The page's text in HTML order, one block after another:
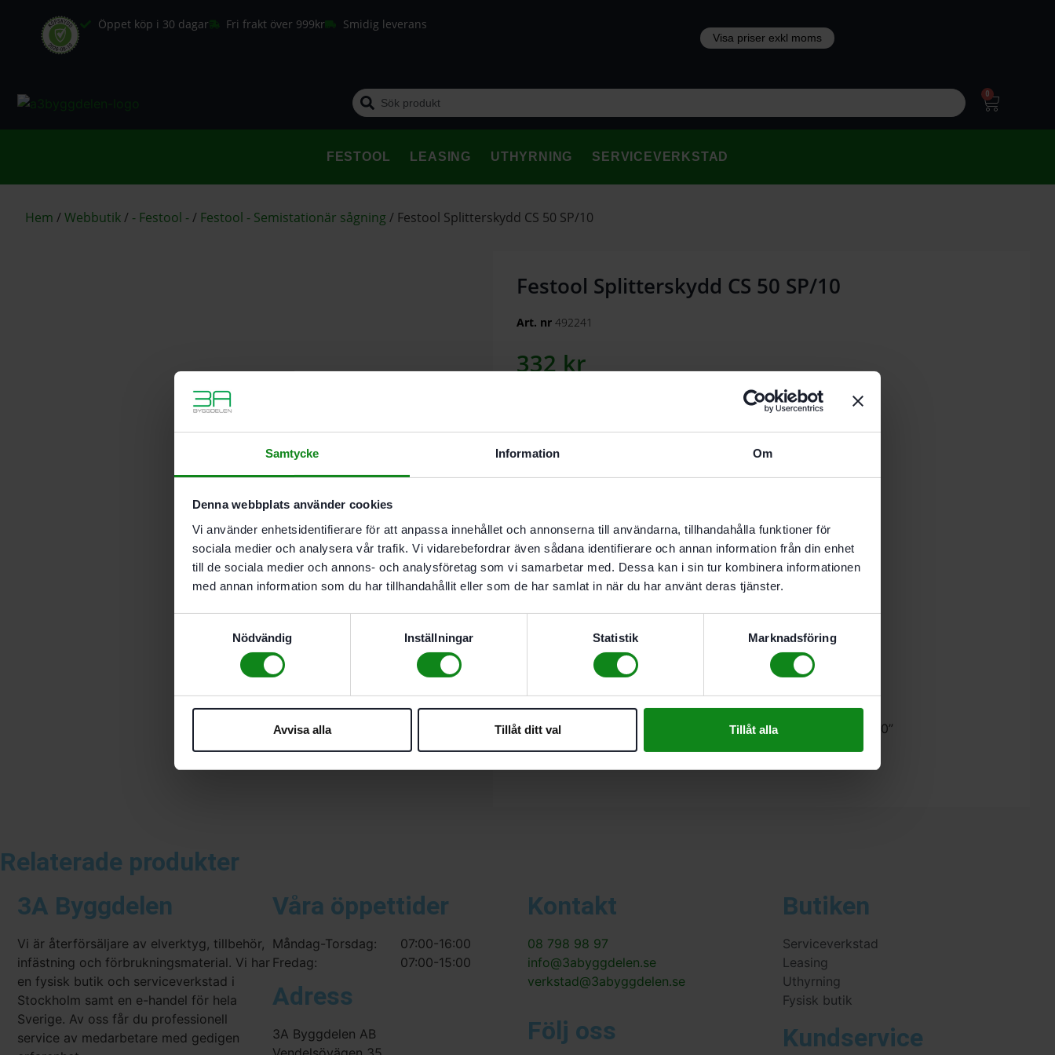
Samtycke Information Om
Denna webbplats använder cookies
Vi använder enhetsidentifierare för att anpassa innehållet och annonserna till användarna, tillhandahålla funktioner för
sociala medier och analysera vår trafik. Vi vidarebefordrar även sådana identifierare och annan information från din enhet
till de sociala medier och annons- och analysföretag som vi samarbetar med. Dessa kan i sin tur kombinera informationen
med annan information som du har tillhandahållit eller som de har samlat in när du har använt deras tjänster.
Nödvändig
Inställningar Statistik Marknadsföring
Avvisa alla Tillåt ditt val Tillåt alla
Öppet köp i 30 dagar Fri frakt över 999kr Smidig leverans
0
FESTOOL LEASING UTHYRNING SERVICEVERKSTAD
Hem /Webbutik/ - Festool -/ Festool - Semistationär sågning / Festool Splitterskydd CS 50 SP/10
Festool Splitterskydd CS 50 SP/10
Art. nr 492241
332kr
Beskrivning
Teknisk Data
Recensioner (0)
För CS 50
För splitterfria snittkanter på båda sidor
Förpackning 10 Antal
Det finns inga recensioner än.
Bli först med att recensera ”Festool Splitterskydd CS 50 SP/10”
Du måste varainloggad
Relaterade produkter
3A Byggdelen
Vi är återförsäljare av elverktyg, tillbehör,
infästning och förbrukningsmaterial. Vi har
en fysisk butik och serviceverkstad i
Stockholm samt en e-handel för hela
Sverige. Av oss får du professionell
service av medarbetare med gedigen
Våra öppettider
Måndag-Torsdag:
Fredag:
07:00-16:00
07:00-15:00
Adress
3A Byggdelen AB
Kontakt
08 798 98 97
info@3abyggdelen.se
verkstad@3abyggdelen.se
Följ oss
Butiken
Serviceverkstad
Leasing
Uthyrning
Fysisk butik
Kundservice